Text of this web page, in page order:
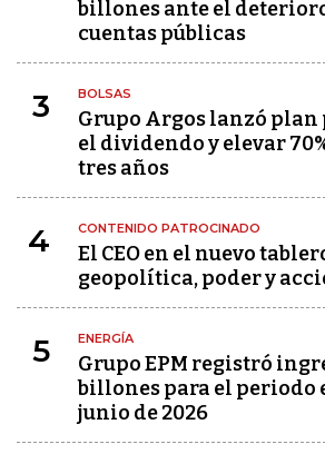
billones ante el
cuentas públicas
3 BOLSAS
Grupo Argos lanzó
el dividendo y elevar
tres años
4 CONTENIDO PATROCINADO
El CEO en el nuevo
geopolítica, poder y
5 ENERGÍA
Grupo EPM registró
billones para el periodo
junio de 2026